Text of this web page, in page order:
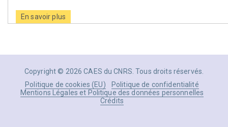
En savoir plus
Copyright © 2026 CAES du CNRS. Tous droits réservés.
Politique de cookies (EU)
Politique de confidentialité
Mentions Légales et Politique des données personnelles
Crédits